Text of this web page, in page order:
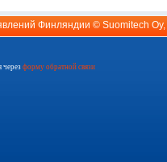
Финляндии © Suomitech Oy
через форму обратной связи